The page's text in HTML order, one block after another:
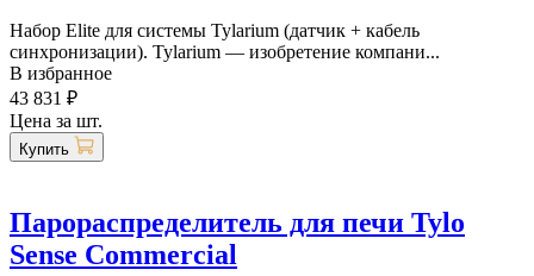
Набор Elite для системы Tylarium (датчик + кабель
синхронизации). Tylarium — изобретение компани...
В избранное
43 831 ₽
Цена за шт.
Купить
Парораспределитель для печи Tylo
Sense Commercial